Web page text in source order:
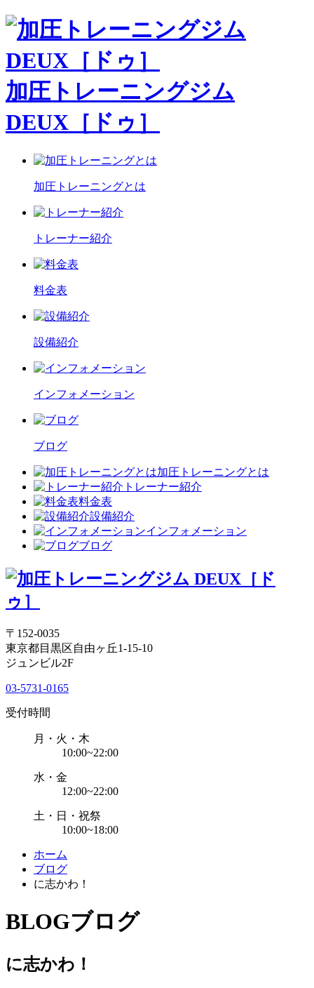
加圧トレーニングジム
DEUX［ドゥ］
加圧トレーニングとは
トレーナー紹介
料金表
設備紹介
インフォメーション
ブログ
加圧トレーニングとは
トレーナー紹介
料金表
設備紹介
インフォメーション
ブログ
〒152-0035
東京都目黒区自由ヶ丘1-15-10
ジュンビル2F
03-5731-0165
受付時間
月・火・木
10:00~22:00
水・金
12:00~22:00
土・日・祝祭
10:00~18:00
ホーム
ブログ
に志かわ！
BLOGブログ
に志かわ！